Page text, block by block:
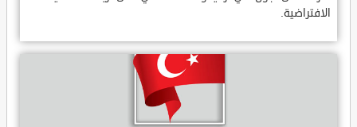
الافتراضية.